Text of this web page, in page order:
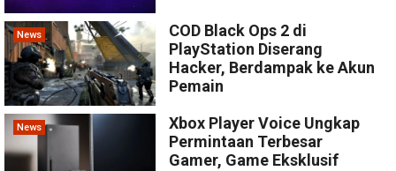
News
COD Black Ops 2 di
PlayStation Diserang
Hacker, Berdampak ke Akun
Pemain
News
Xbox Player Voice Ungkap
Permintaan Terbesar
Gamer, Game Eksklusif